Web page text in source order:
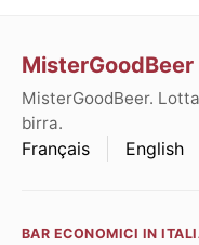
MisterGoodBeer
MisterGoodBeer.
birra.
Français English
BAR ECONOMICI IN